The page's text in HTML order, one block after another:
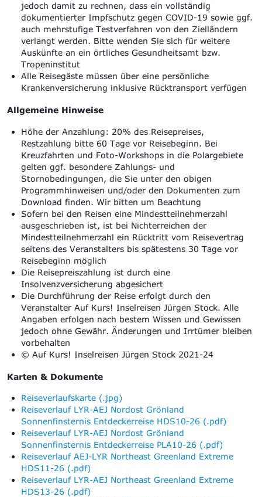
jedoch damit zu rechnen, dass ein vollständig
dokumentierter Impfschutz gegen COVID-19 sowie ggf.
auch mehrstufige Testverfahren von den Zielländern
verlangt werden. Bitte wenden Sie sich für weitere
Auskünfte an ein örtliches Gesundheitsamt bzw.
Tropeninstitut
Alle Reisegäste müssen über eine persönliche
Krankenversicherung inklusive Rücktransport verfügen
Allgemeine Hinweise
Höhe der Anzahlung: 20% des Reisepreises,
Restzahlung bitte 60 Tage vor Reisebeginn. Bei
Kreuzfahrten und Foto-Workshops in die Polargebiete
gelten ggf. besondere Zahlungs- und
Stornobedingungen, die Sie unter den obigen
Programmhinweisen und/oder den Dokumenten zum
Download finden. Wir bitten um Beachtung
Sofern bei den Reisen eine Mindestteilnehmerzahl
ausgeschrieben ist, ist bei Nichterreichen der
Mindestteilnehmerzahl ein Rücktritt vom Reisevertrag
seitens des Veranstalters bis spätestens 30 Tage vor
Reisebeginn möglich
Die Reisepreiszahlung ist durch eine
Insolvenzversicherung abgesichert
Die Durchführung der Reise erfolgt durch den
Veranstalter Auf Kurs! Inselreisen Jürgen Stock. Alle
Angaben erfolgen nach bestem Wissen und Gewissen
jedoch ohne Gewähr. Änderungen und Irrtümer bleiben
vorbehalten
© Auf Kurs! Inselreisen Jürgen Stock 2021-24
Karten & Dokumente
Reiseverlaufskarte (.jpg)
Reiseverlauf LYR-AEJ Nordost Grönland
Sonnenfinsternis Entdeckerreise HDS10-26 (.pdf)
Reiseverlauf LYR-AEJ Nordost Grönland
Sonnenfinsternis Entdeckerreise PLA10-26 (.pdf)
Reiseverlauf AEJ-LYR Northeast Greenland Extreme
HDS11-26 (.pdf)
Reiseverlauf LYR-AEJ Northeast Greenland Extreme
HDS13-26 (.pdf)